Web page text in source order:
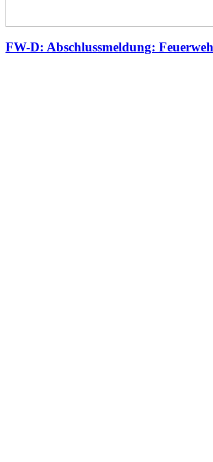
FW-D: Abschlussmeldung: